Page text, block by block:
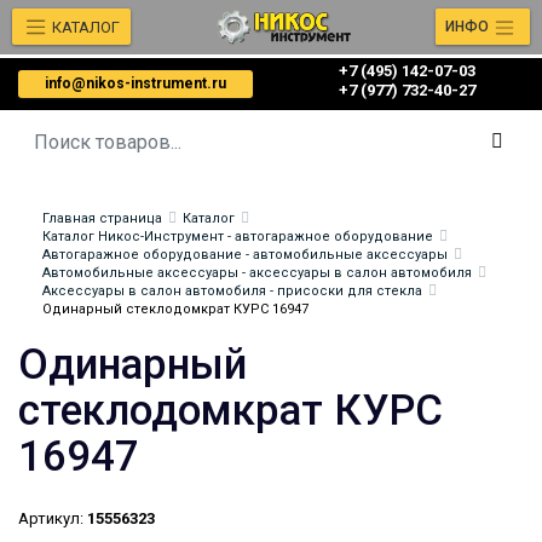
info@nikos-instrument.ru
+7 (495) 142-07-03
‎‎+7 (977) 732-40-27
КАТАЛОГ ИНФО
Главная страница
Каталог
Каталог Никос-Инструмент - автогаражное оборудование
Автогаражное оборудование - автомобильные аксессуары
Автомобильные аксессуары - аксессуары в салон автомобиля
Аксессуары в салон автомобиля - присоски для стекла
Одинарный стеклодомкрат КУРС 16947
Одинарный
стеклодомкрат КУРС
16947
Артикул: 15556323